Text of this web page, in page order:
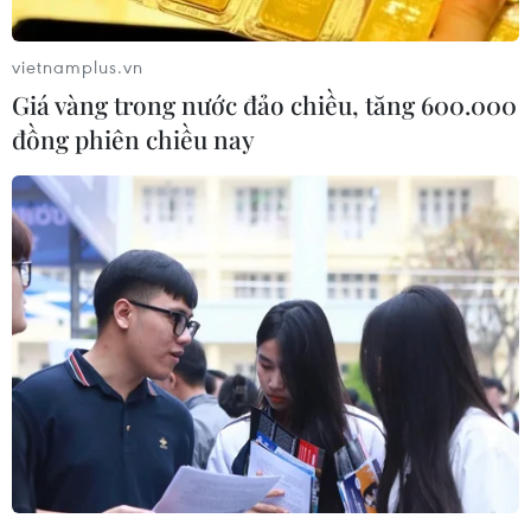
khẩu
09/08/2026 14:15
Bão Dolphin đổ bộ Trung Quốc,
hàng trăm nghìn người phải sơ tán
09/08/2026 14:11
Ấn Độ dự kiến chi 8,8 tỷ USD cho
hoạt động thăm dò dầu khí biển sâu
09/08/2026 13:13
Tổng Bí thư, Chủ tịch nước Tô Lâm
bắt đầu thăm cấp Nhà nước Australia
09/08/2026 12:05
vietnamplus.vn
Giá vàng trong nước đảo chiều, tăng 600.000
đồng phiên chiều nay